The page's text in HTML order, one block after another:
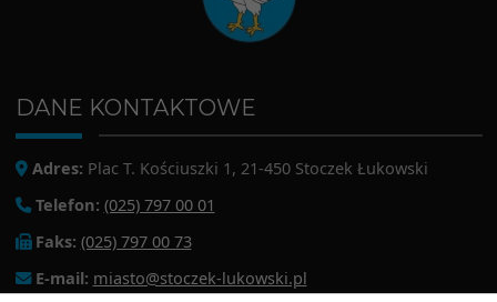
DANE KONTAKTOWE
Adres: Plac T. Kościuszki 1, 21-450 Stoczek Łukowski
Telefon: (025) 797 00 01
Faks: (025) 797 00 73
E-mail: miasto@stoczek-lukowski.pl